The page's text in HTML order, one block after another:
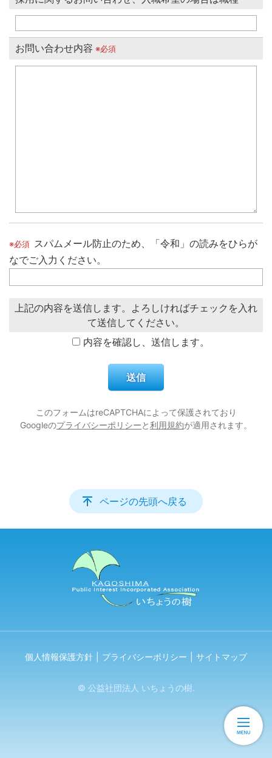
お問い合わせ内容 ※必須
スパムメール防止のため、「令和」の読みをひらが
なでご入力ください。
上記の内容を送信します。よろしければチェックを入れ
て送信してください。
内容を確認し、送信します。
このフォームはreCAPTCHAによって保護されており
Googleのプライバシーポリシーと利用規約が適用されます。
ページの先頭へ戻る
個人情報保護方針 プライバシーポリシー サイトマップ
© 公益社団法人 いちょうの樹.